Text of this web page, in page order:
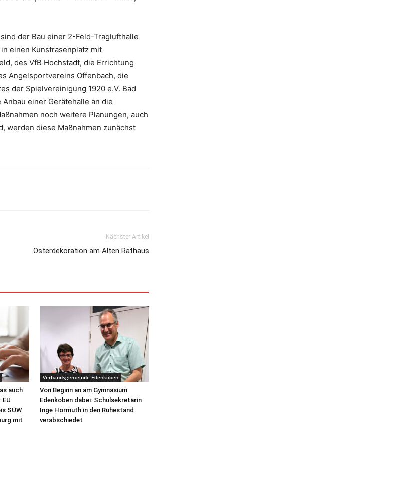
der Bau einer 2-Feld-Traglufthalle
einen Kunstrasenplatz mit
des VfB Hochstadt, die Errichtung
Angelsportvereins Offenbach, die
der Spielvereinigung 1920 e.V. Bad
einer Gerätehalle an die
noch weitere Planungen, auch
werden diese Maßnahmen zunächst
Nächster Artikel
Osterdekoration am Alten Rathaus
auch
SÜW
mit
Verbandsgemeinde Edenkoben
Von Beginn an am Gymnasium
Edenkoben dabei: Schulsekretärin
Inge Hormuth in den Ruhestand
verabschiedet